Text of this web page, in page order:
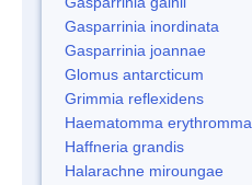
Gasparrinia inordinata
Gasparrinia joannae
Glomus antarcticum
Grimmia reflexidens
Haematomma erythromma
Haffneria grandis
Halarachne miroungae